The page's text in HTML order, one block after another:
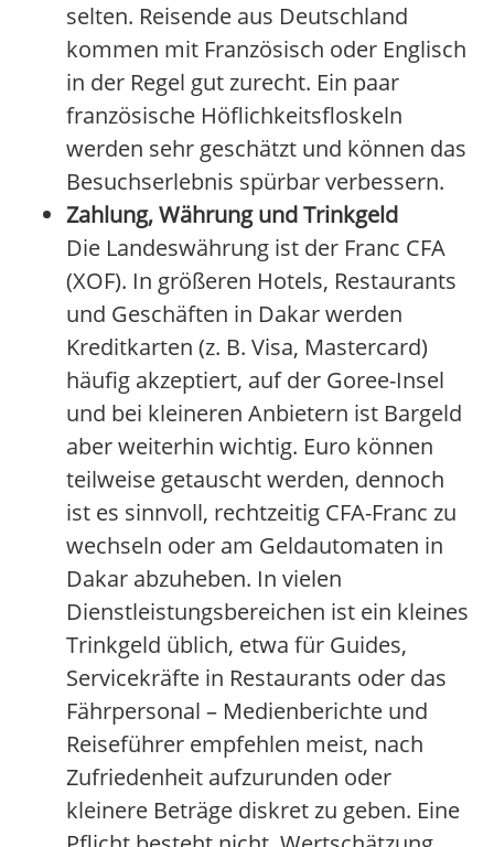
selten. Reisende aus Deutschland
kommen mit Französisch oder Englisch
in der Regel gut zurecht. Ein paar
französische Höflichkeitsfloskeln
werden sehr geschätzt und können das
Besuchserlebnis spürbar verbessern.
Zahlung, Währung und Trinkgeld
Die Landeswährung ist der Franc CFA
(XOF). In größeren Hotels, Restaurants
und Geschäften in Dakar werden
Kreditkarten (z. B. Visa, Mastercard)
häufig akzeptiert, auf der Goree-Insel
und bei kleineren Anbietern ist Bargeld
aber weiterhin wichtig. Euro können
teilweise getauscht werden, dennoch
ist es sinnvoll, rechtzeitig CFA-Franc zu
wechseln oder am Geldautomaten in
Dakar abzuheben. In vielen
Dienstleistungsbereichen ist ein kleines
Trinkgeld üblich, etwa für Guides,
Servicekräfte in Restaurants oder das
Fährpersonal – Medienberichte und
Reiseführer empfehlen meist, nach
Zufriedenheit aufzurunden oder
kleinere Beträge diskret zu geben. Eine